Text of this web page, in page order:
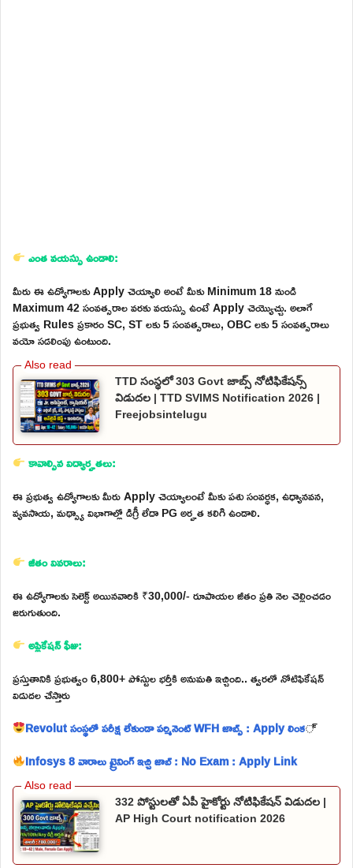
ఎంత వయస్సు ఉండాలి:
మీరు ఈ ఉద్యోగాలకు Apply చెయ్యాలి అంటే మీకు Minimum 18 నుండి
Maximum 42 సంవత్సరాల వరకు వయస్సు ఉంటే Apply చెయ్యొచ్చు. అలాగే
ప్రభుత్వ Rules ప్రకారం SC, ST లకు 5 సంవత్సరాలు, OBC లకు 5 సంవత్సరాలు
వయో సడలింపు ఉంటుంది.
TTD సంస్థలో 303 Govt జాబ్స్ నోటిఫికేషన్స్
విడుదల | TTD SVIMS Notification 2026 |
Freejobsintelugu
కావాల్సిన విద్యార్హతలు:
ఈ ప్రభుత్వ ఉద్యోగాలకు మీరు Apply చెయ్యాలంటే మీకు పశు సంవర్ధక, ఉధ్యానవన,
వ్యవసాయ, మథ్స్యా విభాగాల్లో డిగ్రీ లేదా PG అర్హత కలిగి ఉండాలి.
జీతం వివరాలు:
ఈ ఉద్యోగాలకు సెలెక్ట్ అయినవారికి ₹30,000/- రూపాయల జీతం ప్రతి నెల చెల్లించడం
జరుగుతుంది.
అప్లికేషన్ ఫీజు:
ప్రస్తుతానికి ప్రభుత్వం 6,800+ పోస్టుల భర్తీకి అనుమతి ఇచ్చింది.. త్వరలో నోటిఫికేషన్
విడుదల చేస్తారు
Revolut సంస్థలో పరీక్ష లేకుండా పర్మినెంట్ WFH జాబ్స్ : Apply లింక్
Infosys 8 వారాలు ట్రైనింగ్ ఇచ్చి జాబ్ : No Exam : Apply Link
332 పోస్టులతో ఏపీ హైకోర్టు నోటిఫికేషన్ విడుదల |
AP High Court notification 2026